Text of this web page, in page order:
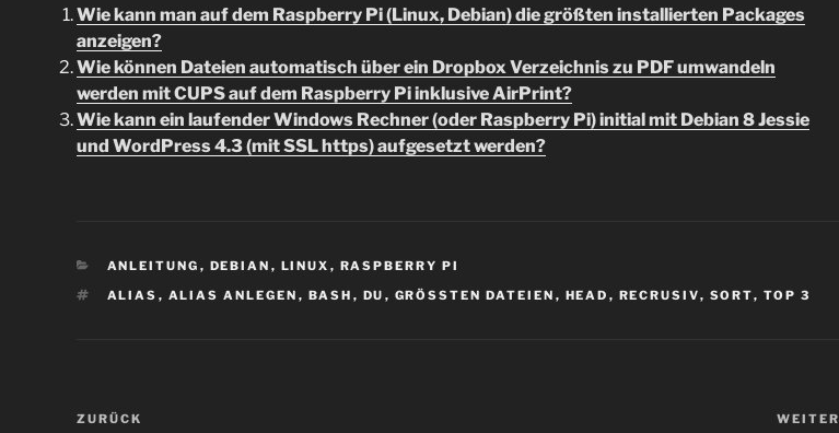
Wie kann man auf dem Raspberry Pi (Linux, Debian) die größten installierten Packages
anzeigen?
Wie können Dateien automatisch über ein Dropbox Verzeichnis zu PDF umwandeln
werden mit CUPS auf dem Raspberry Pi inklusive AirPrint?
Wie kann ein laufender Windows Rechner (oder Raspberry Pi) initial mit Debian 8 Jessie
und WordPress 4.3 (mit SSL https) aufgesetzt werden?
KATEGORIEN
ANLEITUNG , DEBIAN , LINUX , RASPBERRY PI
SCHLAGWÖRTER
ALIAS , ALIAS ANLEGEN , BASH , DU , GRÖSSTEN DATEIEN , HEAD , RECRUSIV, SORT, TOP 3
Beitragsnavigation
Vorheriger
ZURÜCK WEITER